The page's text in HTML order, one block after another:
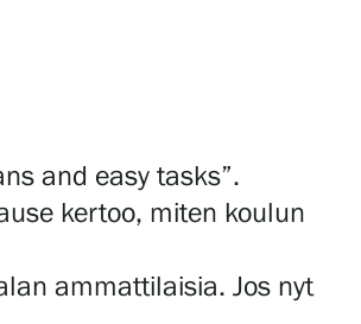
and easy tasks”.
kertoo, miten koulun
ammattilaisia. Jos nyt